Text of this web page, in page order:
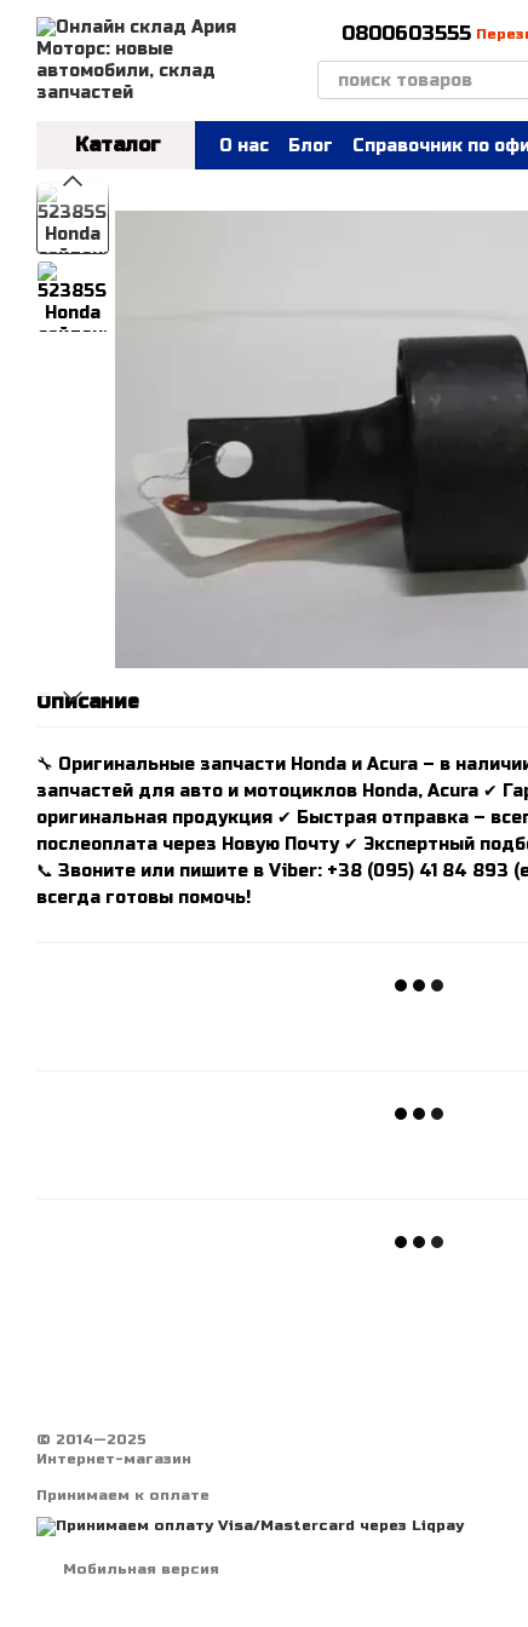
Перейти к основному контенту
0800603555
Каталог О нас Блог Справочник по
Описание
🔧 Оригинальные запчасти Honda и Acura – в
запчастей для авто и мотоциклов Honda, Acura ✔
оригинальная продукция ✔ Быстрая отправка –
послеоплата через Новую Почту ✔ Экспертный
📞 Звоните или пишите в Viber: +38 (095) 41 84 893
всегда готовы помочь!
© 2014—2025
Интернет-магазин
Принимаем к оплате
Мобильная версия